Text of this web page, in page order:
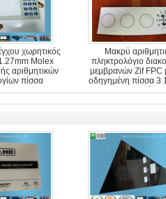
χωρητικός
Molex
αριθμητικών
πίσσα
Μακρύ
πληκτρολόγιο
μεμβρανών Zif FPC
οδηγημένη πίσσα 3
κλειδιά